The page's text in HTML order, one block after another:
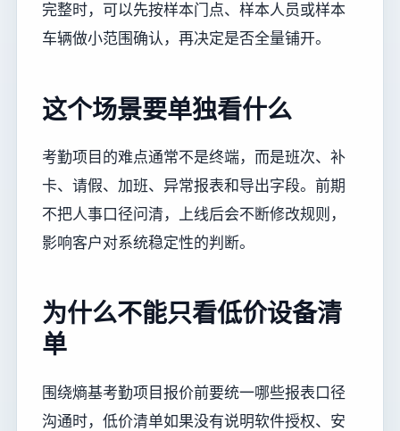
完整时，可以先按样本门点、样本人员或样本
车辆做小范围确认，再决定是否全量铺开。
这个场景要单独看什么
考勤项目的难点通常不是终端，而是班次、补
卡、请假、加班、异常报表和导出字段。前期
不把人事口径问清，上线后会不断修改规则，
影响客户对系统稳定性的判断。
为什么不能只看低价设备清
单
围绕熵基考勤项目报价前要统一哪些报表口径
沟通时，低价清单如果没有说明软件授权、安